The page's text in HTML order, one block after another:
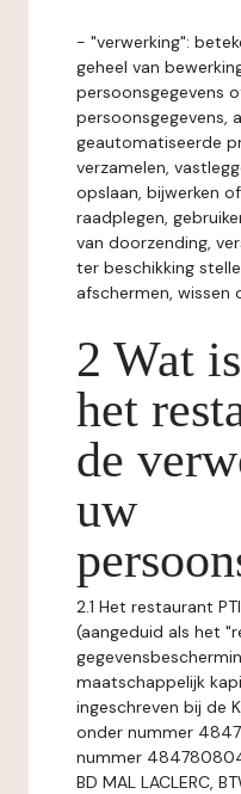
- "verwerking":
geheel van
persoonsgegevens
persoonsgegevens,
geautomatiseerde
verzamelen,
opslaan, bijwerken
raadplegen,
van doorzending,
ter beschikking
afschermen, wissen
2 Wat
het
de
uw
2.1 Het restaurant
(aangeduid als het
maatschappelijk
ingeschreven bij de
onder nummer
nummer
BD MAL LACLERC,